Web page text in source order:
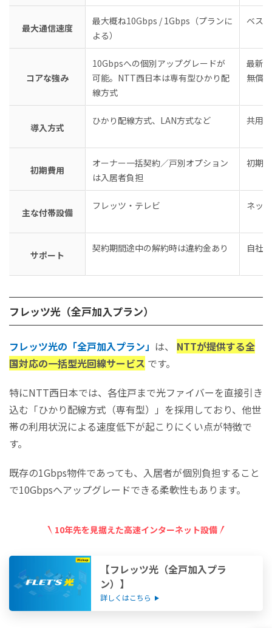
最大通信速度
最大概ね10Gbps / 1Gbps（プランに
よる）
ベス
コアな強み
10Gbpsへの個別アップグレードが
可能。NTT西日本は専有型ひかり配
線方式
最新
無償
導入方式
ひかり配線方式、LAN方式など 共用
初期費用
オーナー一括契約／戸別オプション
は入居者負担
初期
主な付帯設備
フレッツ・テレビ ネッ
サポート
契約期間途中の解約時は違約金あり 自社
フレッツ光（全戸加入プラン）
フレッツ光の「全戸加入プラン」 は、 NTTが提供する全
国対応の一括型光回線サービス です。
特にNTT西日本では、各住戸まで光ファイバーを直接引き
込む「ひかり配線方式（専有型）」を採用しており、他世
帯の利用状況による速度低下が起こりにくい点が特徴で
す。
既存の1Gbps物件であっても、入居者が個別負担すること
で10Gbpsへアップグレードできる柔軟性もあります。
10年先を見据えた高速インターネット設備
【フレッツ光（全戸加入プラ
ン）】
詳しくはこちら